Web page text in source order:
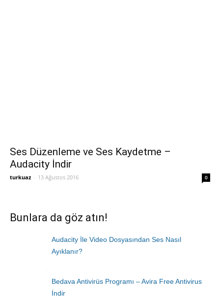
Ses Düzenleme ve Ses Kaydetme –
Audacity İndir
turkuaz - 13 Ağustos 2016 0
Bunlara da göz atın!
Audacity İle Video Dosyasından Ses Nasıl
Ayıklanır?
Bedava Antivirüs Programı – Avira Free Antivirus
İndir